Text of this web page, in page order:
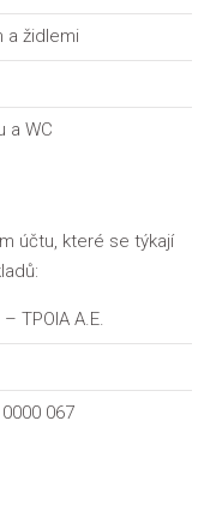
a židlemi
a WC
účtu, které se týkají
ΤΡΟΙΑ Α.Ε.
067